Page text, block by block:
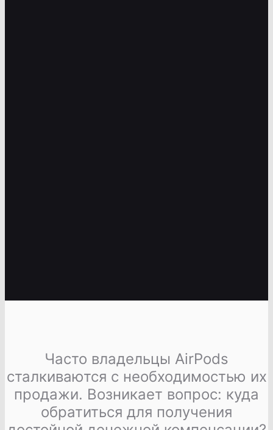
Часто владельцы AirPods
сталкиваются с необходимостью их
продажи. Возникает вопрос: куда
обратиться для получения